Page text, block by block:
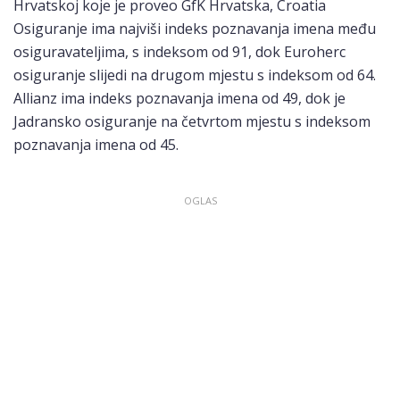
Hrvatskoj koje je proveo GfK Hrvatska, Croatia
Osiguranje ima najviši indeks poznavanja imena među
osiguravateljima, s indeksom od 91, dok Euroherc
osiguranje slijedi na drugom mjestu s indeksom od 64.
Allianz ima indeks poznavanja imena od 49, dok je
Jadransko osiguranje na četvrtom mjestu s indeksom
poznavanja imena od 45.